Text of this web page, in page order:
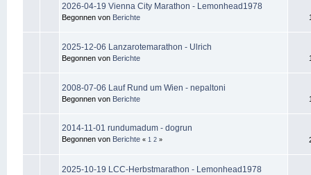
2026-04-19 Vienna City Marathon - Lemonhead1978
Begonnen von Berichte
2025-12-06 Lanzarotemarathon - Ulrich
Begonnen von Berichte
2008-07-06 Lauf Rund um Wien - nepaltoni
Begonnen von Berichte
2014-11-01 rundumadum - dogrun
Begonnen von Berichte « 1 2»
2025-10-19 LCC-Herbstmarathon - Lemonhead1978